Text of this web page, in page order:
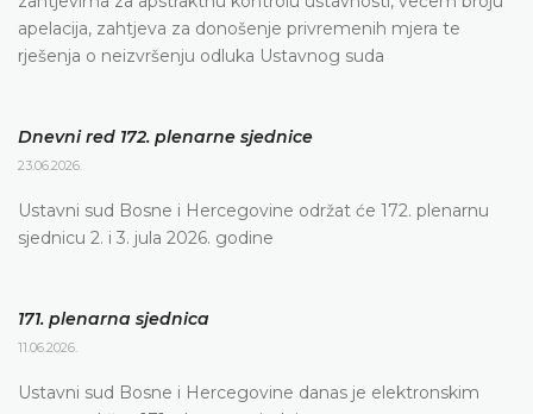
apelacija, zahtjeva za donošenje privremenih mjera te
rješenja o neizvršenju odluka Ustavnog suda
Dnevni red 172. plenarne sjednice
23.06.2026.
Ustavni sud Bosne i Hercegovine održat će 172. plenarnu
sjednicu 2. i 3. jula 2026. godine
171. plenarna sjednica
11.06.2026.
Ustavni sud Bosne i Hercegovine danas je elektronskim